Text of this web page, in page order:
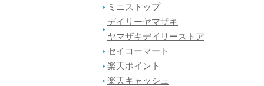
ミニストップ
デイリーヤマザキ
ヤマザキデイリーストア
セイコーマート
楽天ポイント
楽天キャッシュ